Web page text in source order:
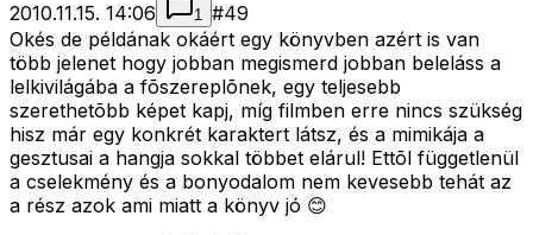
2010.11.15. 14:06 1 #49
Okés de példának okáért egy könyvben azért is van
több jelenet hogy jobban megismerd jobban beleláss a
lelkivilágába a fõszereplõnek, egy teljesebb
szerethetõbb képet kapj, míg filmben erre nincs szükség
hisz már egy konkrét karaktert látsz, és a mimikája a
gesztusai a hangja sokkal többet elárul! Ettõl függetlenül
a cselekmény és a bonyodalom nem kevesebb tehát az
a rész azok ami miatt a könyv jó 😊